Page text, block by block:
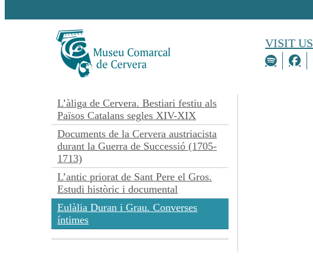
VISIT US
L’àliga de Cervera. Bestiari festiu als
Països Catalans segles XIV-XIX
Documents de la Cervera austriacista
durant la Guerra de Successió (1705-
1713)
L’antic priorat de Sant Pere el Gros.
Estudi històric i documental
Eulàlia Duran i Grau. Converses
íntimes